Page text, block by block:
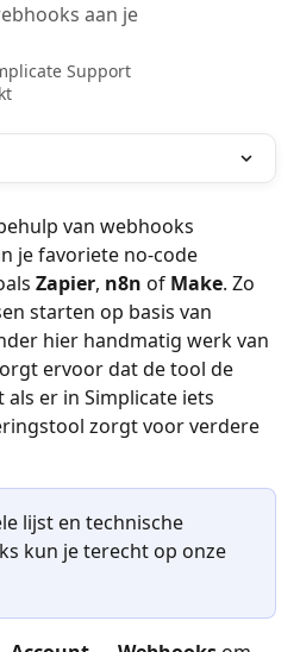
aan je
Support
van webhooks
je favoriete no-code
Zapier, n8n of Make. Zo
starten op basis van
hier handmatig werk van
ervoor dat de tool de
er in Simplicate iets
zorgt voor verdere
lijst en technische
kun je terecht op onze